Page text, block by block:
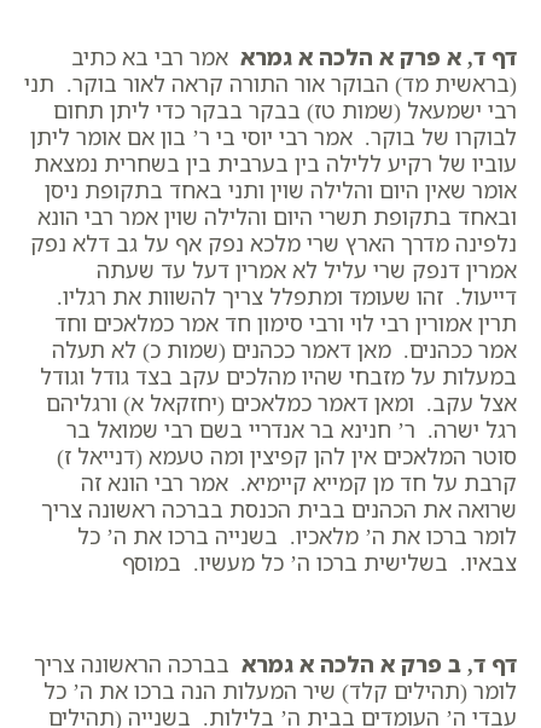
דף ד, א פרק א הלכה א גמרא אמר רבי בא כתיב
(בראשית מד) הבוקר אור התורה קראה לאור בוקר. תני
רבי ישמעאל (שמות טז) בבקר בבקר כדי ליתן תחום
לבוקרו של בוקר. אמר רבי יוסי בי ר’ בון אם אומר ליתן
עוביו של רקיע ללילה בין בערבית בין בשחרית נמצאת
אומר שאין היום והלילה שוין ותני באחד בתקופת ניסן
ובאחד בתקופת תשרי היום והלילה שוין אמר רבי הונא
נלפינה מדרך הארץ שרי מלכא נפק אף על גב דלא נפק
אמרין דנפק שרי עליל לא אמרין דעל עד שעתה
דייעול. זהו שעומד ומתפלל צריך להשוות את רגליו.
תרין אמורין רבי לוי ורבי סימון חד אמר כמלאכים וחד
אמר ככהנים. מאן דאמר ככהנים (שמות כ) לא תעלה
במעלות על מזבחי שהיו מהלכים עקב בצד גודל וגודל
אצל עקב. ומאן דאמר כמלאכים (יחזקאל א) ורגליהם
רגל ישרה. ר’ חנינא בר אנדריי בשם רבי שמואל בר
סוטר המלאכים אין להן קפיצין ומה טעמא (דנייאל ז)
קרבת על חד מן קמייא קיימיא. אמר רבי הונא זה
שרואה את הכהנים בבית הכנסת בברכה ראשונה צריך
לומר ברכו את ה’ מלאכיו. בשנייה ברכו את ה’ כל
צבאיו. בשלישית ברכו ה’ כל מעשיו. במוסף
דף ד, ב פרק א הלכה א גמרא בברכה הראשונה צריך
לומר (תהילים קלד) שיר המעלות הנה ברכו את ה’ כל
עבדי ה’ העומדים בבית ה’ בלילות. בשנייה (תהילים